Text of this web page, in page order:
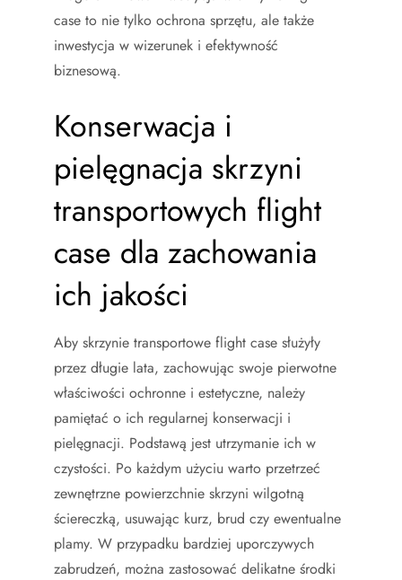
case to nie tylko ochrona sprzętu, ale także
inwestycja w wizerunek i efektywność
biznesową.
Konserwacja i
pielęgnacja skrzyni
transportowych flight
case dla zachowania
ich jakości
Aby skrzynie transportowe flight case służyły
przez długie lata, zachowując swoje pierwotne
właściwości ochronne i estetyczne, należy
pamiętać o ich regularnej konserwacji i
pielęgnacji. Podstawą jest utrzymanie ich w
czystości. Po każdym użyciu warto przetrzeć
zewnętrzne powierzchnie skrzyni wilgotną
ściereczką, usuwając kurz, brud czy ewentualne
plamy. W przypadku bardziej uporczywych
zabrudzeń, można zastosować delikatne środki